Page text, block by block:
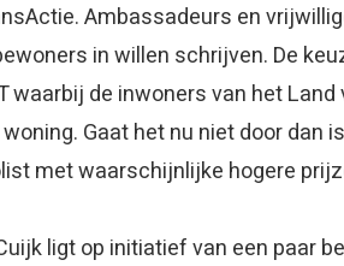
Ambassadeurs en
in willen schrijven. De
waarbij de inwoners van het
Gaat het nu niet door dan
met waarschijnlijke hogere
ligt op initiatief van een paar